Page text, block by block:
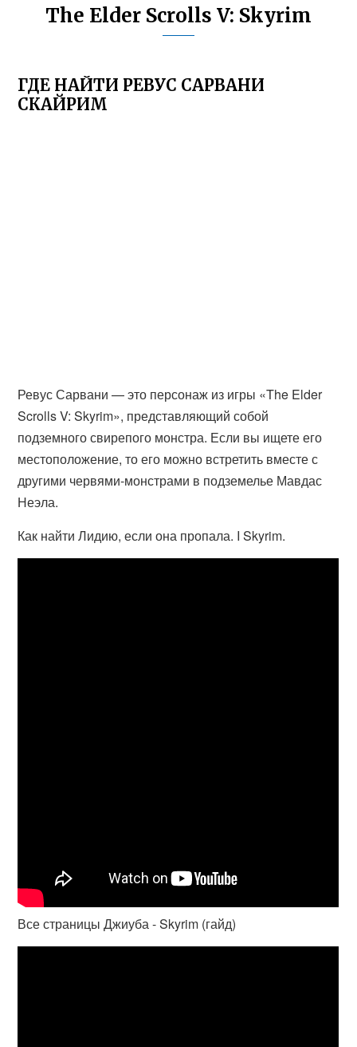
The Elder Scrolls V: Skyrim
ГДЕ НАЙТИ РЕВУС САРВАНИ
СКАЙРИМ
Ревус Сарвани — это персонаж из игры «The Elder
Scrolls V: Skyrim», представляющий собой
подземного свирепого монстра. Если вы ищете его
местоположение, то его можно встретить вместе с
другими червями-монстрами в подземелье Мавдас
Неэла.
Как найти Лидию, если она пропала. I Skyrim.
Все страницы Джиуба - Skyrim (гайд)